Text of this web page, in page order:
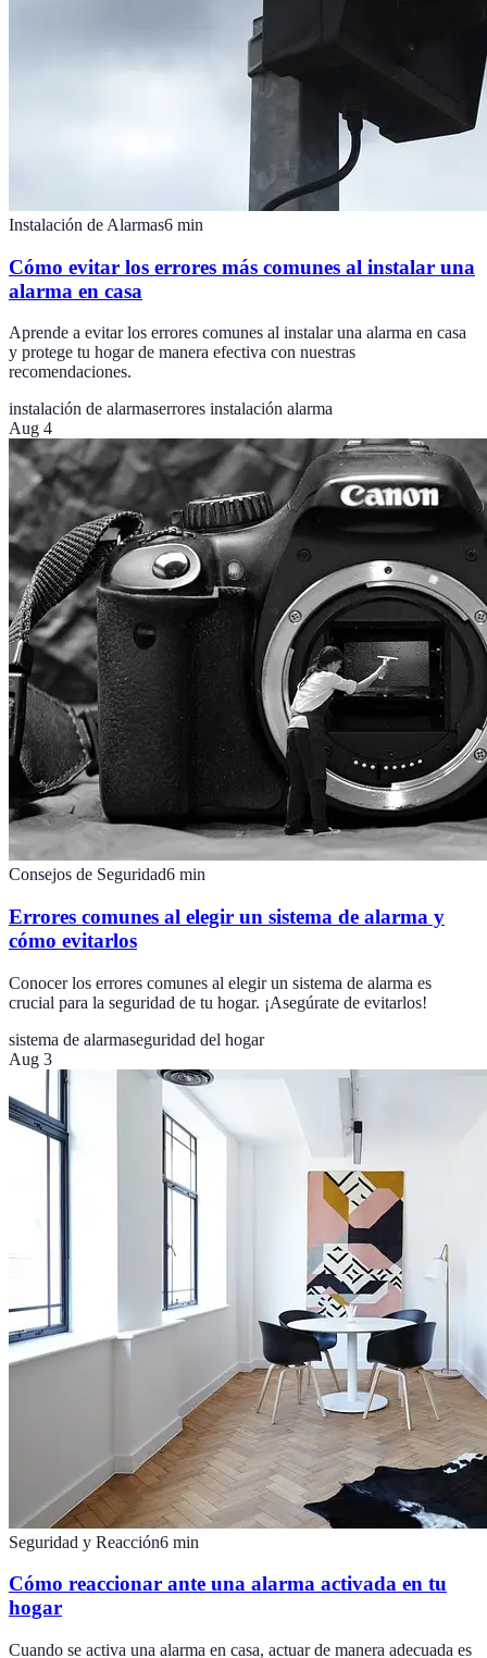
Instalación de Alarmas6 min
Cómo evitar los errores más comunes al instalar una
alarma en casa
Aprende a evitar los errores comunes al instalar una alarma en casa
y protege tu hogar de manera efectiva con nuestras
recomendaciones.
instalación de alarmaserrores instalación alarma
Aug 4
Consejos de Seguridad6 min
Errores comunes al elegir un sistema de alarma y
cómo evitarlos
Conocer los errores comunes al elegir un sistema de alarma es
crucial para la seguridad de tu hogar. ¡Asegúrate de evitarlos!
sistema de alarmaseguridad del hogar
Aug 3
Seguridad y Reacción6 min
Cómo reaccionar ante una alarma activada en tu
hogar
Cuando se activa una alarma en casa, actuar de manera adecuada es